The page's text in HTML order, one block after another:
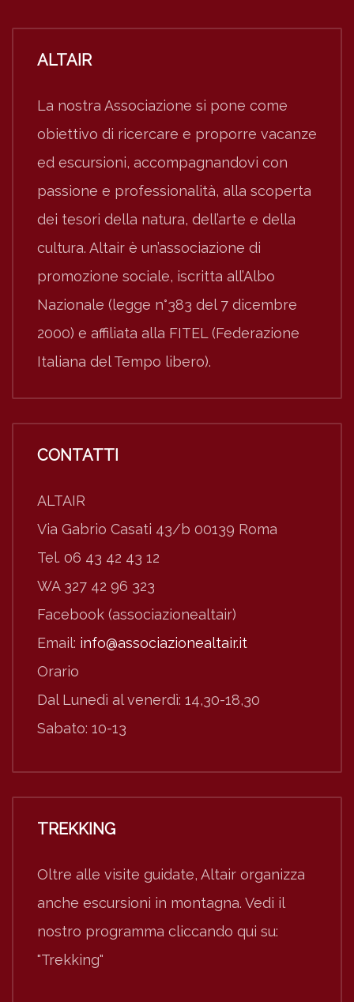
ALTAIR
La nostra Associazione si pone come
obiettivo di ricercare e proporre vacanze
ed escursioni, accompagnandovi con
passione e professionalità, alla scoperta
dei tesori della natura, dell’arte e della
cultura. Altair è un’associazione di
promozione sociale, iscritta all’Albo
Nazionale (legge n°383 del 7 dicembre
2000) e affiliata alla FITEL (Federazione
Italiana del Tempo libero).
CONTATTI
ALTAIR
Via Gabrio Casati 43/b 00139 Roma
Tel. 06 43 42 43 12
WA 327 42 96 323
Facebook (associazionealtair)
Email: info@associazionealtair.it
Orario
Dal Lunedì al venerdì: 14,30-18,30
Sabato: 10-13
TREKKING
Oltre alle visite guidate, Altair organizza
anche escursioni in montagna. Vedi il
nostro programma cliccando qui su:
"Trekking"